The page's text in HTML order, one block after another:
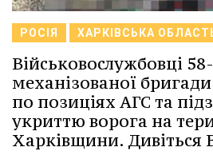
РОСІЯ ХАРКІВСЬКА
Військовослужбовці
механізованої
по позиціях АГС та
укриттю ворога на
Харківщини. Дивіться